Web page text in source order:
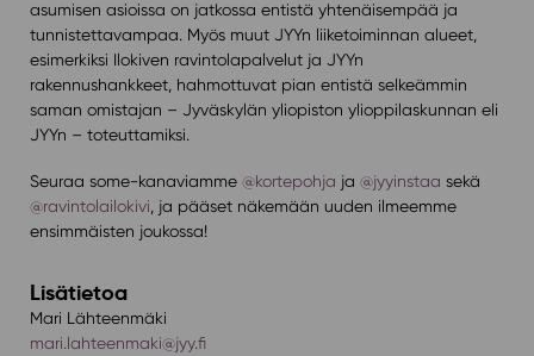
asumisen asioissa on jatkossa entistä yhtenäisempää ja
tunnistettavampaa. Myös muut JYYn liiketoiminnan alueet,
esimerkiksi Ilokiven ravintolapalvelut ja JYYn
rakennushankkeet, hahmottuvat pian entistä selkeämmin
saman omistajan – Jyväskylän yliopiston ylioppilaskunnan eli
JYYn – toteuttamiksi.
Seuraa some-kanaviamme @kortepohja ja @jyyinstaa sekä
@ravintolailokivi , ja pääset näkemään uuden ilmeemme
ensimmäisten joukossa!
Lisätietoa
Mari Lähteenmäki
mari.lahteenmaki@jyy.fi